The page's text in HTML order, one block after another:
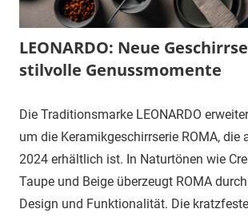
LEONARDO: Neue
stilvolle Genussmomente
Die Traditionsmarke LEONARDO
um die Keramikgeschirrserie ROMA, die
2024 erhältlich ist. In Naturtönen wie
Taupe und Beige überzeugt ROMA
Design und Funktionalität. Die